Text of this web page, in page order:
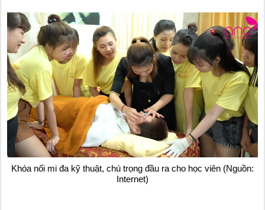
Khóa nối mi đa kỹ thuật, chú trọng đầu ra cho học viên (Nguồn:
Internet)